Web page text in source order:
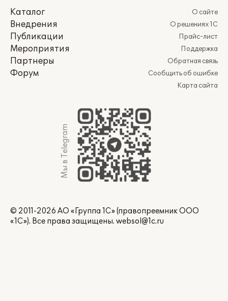
Каталог
Внедрения
Публикации
Мероприятия
Партнеры
Форум
О сайте
О решениях 1С
Прайс-лист
Поддержка
Обратная связь
Сообщить об ошибке
Карта сайта
Мы в Telegram
© 2011-2026 АО «Группа 1С» (правопреемник ООО
«1С»). Все права защищены. websol@1c.ru